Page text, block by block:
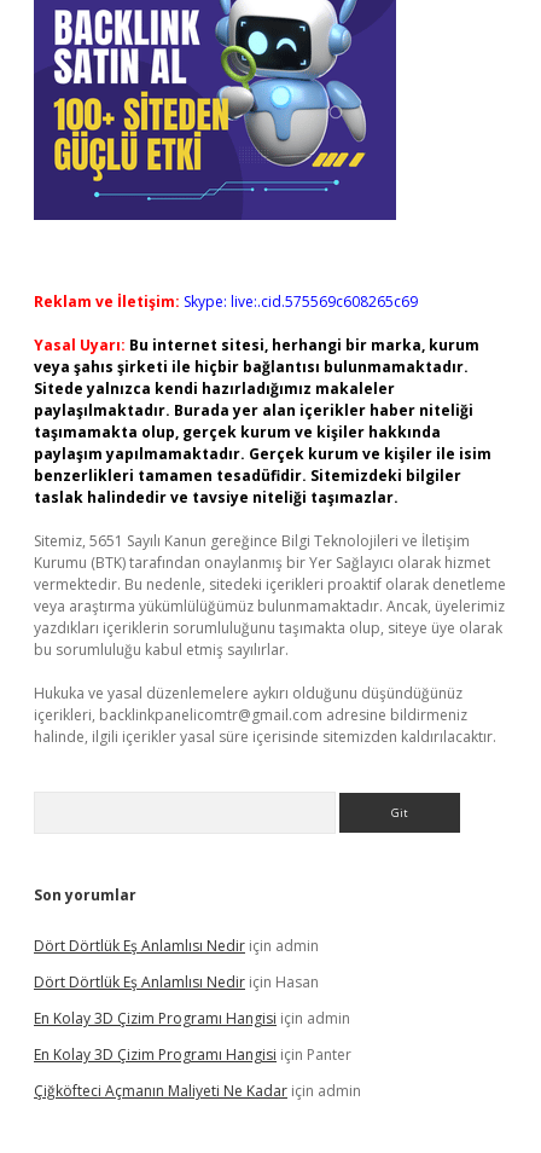
Reklam ve İletişim: Skype: live:.cid.575569c608265c69
Yasal Uyarı: Bu internet sitesi, herhangi bir marka, kurum
veya şahıs şirketi ile hiçbir bağlantısı bulunmamaktadır.
Sitede yalnızca kendi hazırladığımız makaleler
paylaşılmaktadır. Burada yer alan içerikler haber niteliği
taşımamakta olup, gerçek kurum ve kişiler hakkında
paylaşım yapılmamaktadır. Gerçek kurum ve kişiler ile isim
benzerlikleri tamamen tesadüfidir. Sitemizdeki bilgiler
taslak halindedir ve tavsiye niteliği taşımazlar.
Sitemiz, 5651 Sayılı Kanun gereğince Bilgi Teknolojileri ve İletişim
Kurumu (BTK) tarafından onaylanmış bir Yer Sağlayıcı olarak hizmet
vermektedir. Bu nedenle, sitedeki içerikleri proaktif olarak denetleme
veya araştırma yükümlülüğümüz bulunmamaktadır. Ancak, üyelerimiz
yazdıkları içeriklerin sorumluluğunu taşımakta olup, siteye üye olarak
bu sorumluluğu kabul etmiş sayılırlar.
Hukuka ve yasal düzenlemelere aykırı olduğunu düşündüğünüz
içerikleri, backlinkpanelicomtr@gmail.com adresine bildirmeniz
halinde, ilgili içerikler yasal süre içerisinde sitemizden kaldırılacaktır.
Son yorumlar
Dört Dörtlük Eş Anlamlısı Nedir için admin
Dört Dörtlük Eş Anlamlısı Nedir için Hasan
En Kolay 3D Çizim Programı Hangisi için admin
En Kolay 3D Çizim Programı Hangisi için Panter
Çiğköfteci Açmanın Maliyeti Ne Kadar için admin